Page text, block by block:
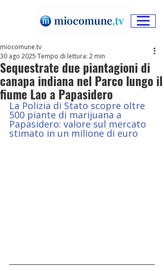
Sequestrate due piantagioni di
canapa indiana nel Parco lungo il
fiume Lao a Papasidero
miocomune.tv
30 ago 2025 Tempo di lettura: 2 min
La Polizia di Stato scopre oltre
500 piante di marijuana a
Papasidero: valore sul mercato
stimato in un milione di euro